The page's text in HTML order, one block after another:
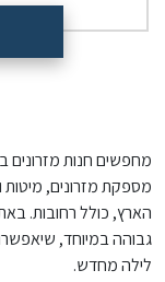
מחפשים חנות מזרונים
מספקת מזרונים, מיטות
הארץ, כולל רחובות.
גבוהה במיוחד,
לילה מחדש.